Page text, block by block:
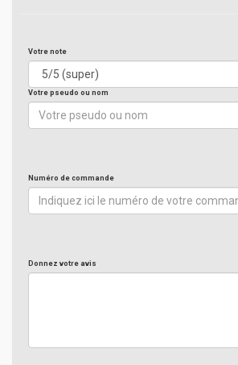
Votre note
Votre pseudo ou nom
Numéro de commande
Donnez votre avis